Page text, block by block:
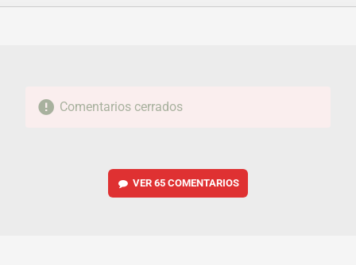
FACEBOOKTWITTERFLIPBOARD
E-
WHATSAPP
Comentarios cerrados
VER 65 COMENTARIOS